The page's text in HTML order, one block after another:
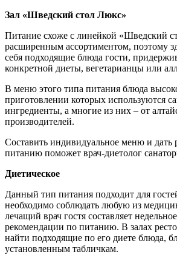
Зал «Шведский стол Люкс»
Питание схоже с линейкой «Шведский
расширенным ассортиментом, поэтому
себя подходящие блюда гости,
конкретной диеты, вегетарианцы или
В меню этого типа питания блюда
приготовлении которых используются
ингредиенты, а многие из них – от
производителей.
Составить индивидуальное меню и дать
питанию поможет врач-диетолог
Диетическое
Данный тип питания подходит для
необходимо соблюдать любую из
лечащий врач гостя составляет
рекомендации по питанию. В залах
найти подходящие по его диете блюда,
установленным табличкам.